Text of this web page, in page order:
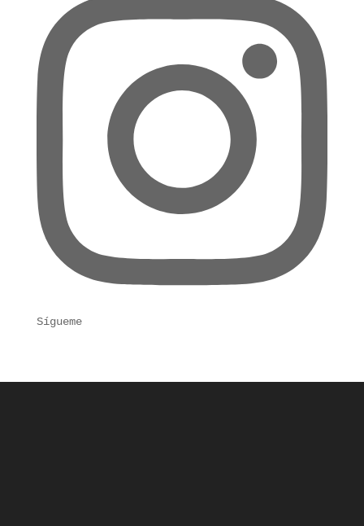
Sígueme